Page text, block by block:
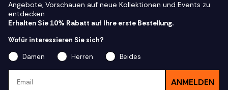
Angebote, Vorschauen auf neue Kollektionen und Events zu
entdecken
Erhalten Sie 10% Rabatt auf Ihre erste Bestellung.
Wofür interessieren Sie sich?
Damen
Herren
Beides
ANMELDEN